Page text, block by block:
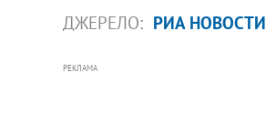
ДЖЕРЕЛО: РИА НОВОСТИ
РЕКЛАМА